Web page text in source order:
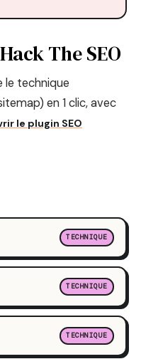
The SEO
le technique
en 1 clic, avec
le plugin SEO
TECHNIQUE
TECHNIQUE
TECHNIQUE